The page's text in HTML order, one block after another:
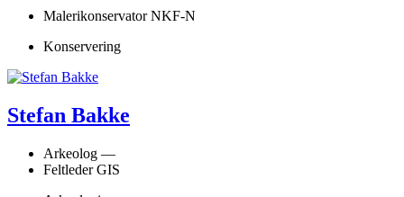
Malerikonservator NKF-N
Konservering
Stefan Bakke
Arkeolog —
Feltleder GIS